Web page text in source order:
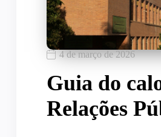
4 de março de 2026
Guia do
Relações